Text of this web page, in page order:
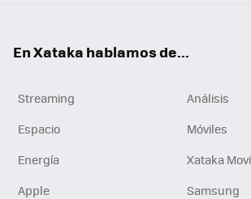
En Xataka hablamos de...
Streaming
Análisis
Espacio
Móviles
Energía
Xataka
Apple
Samsung